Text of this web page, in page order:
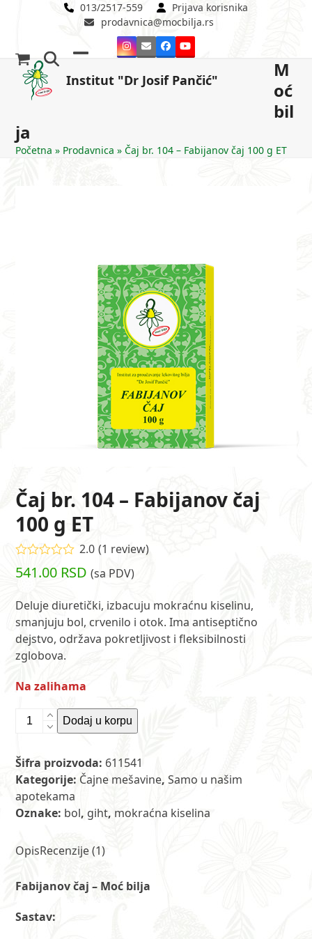
013/2517-559
Prijava korisnika
prodavnica@mocbilja.rs
Instagram
EmailFacebookYouTube
Institut "Dr Josif Pančić"
mobile
mobile
M
oć
bil
ja
Početna » Prodavnica »Čaj br. 104 – Fabijanov čaj 100 g ET
Čaj br. 104 – Fabijanov čaj
100 g ET
Ocenjeno
2.00
na
osnovu
1
ocene
kupca
2.0 (1 review)
541.00 RSD (sa PDV)
Deluje diuretički, izbacuju mokraćnu kiselinu,
smanjuju bol, crvenilo i otok. Ima antiseptično
dejstvo, održava pokretljivost i fleksibilnosti
zglobova.
Na zalihama
Čaj
-
Fabijanov
čaj
100
ET
Dodaj u korpu
Šifra proizvoda: 611541
Kategorije: Čajne mešavine,Samo u našim
apotekama
Oznake: bol, giht, mokraćna kiselina
OpisRecenzije (1)
Fabijanov čaj – Moć bilja
Sastav: